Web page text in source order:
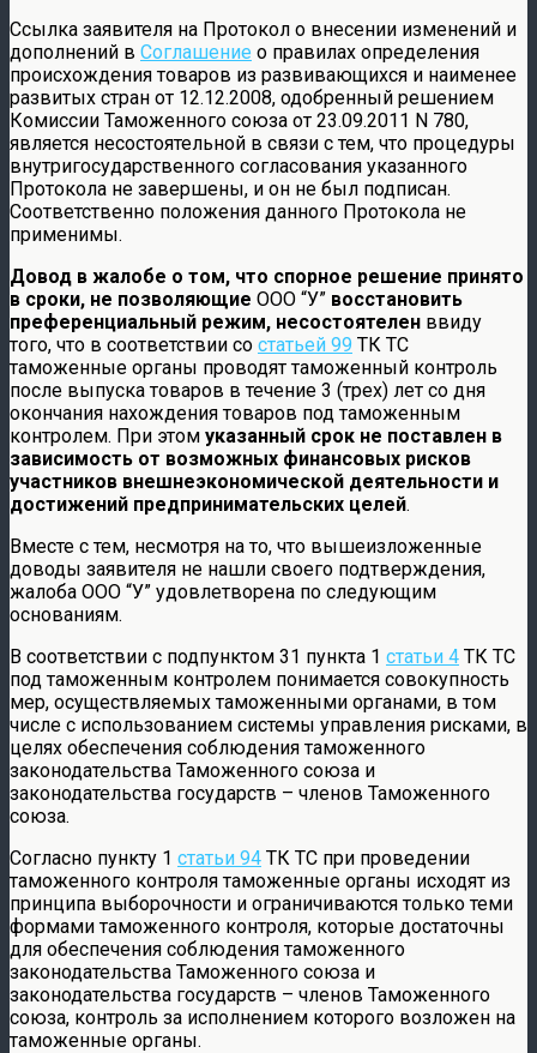
Ссылка заявителя на Протокол о внесении изменений и
дополнений в Соглашение о правилах определения
происхождения товаров из развивающихся и наименее
развитых стран от 12.12.2008, одобренный решением
Комиссии Таможенного союза от 23.09.2011 N 780,
является несостоятельной в связи с тем, что процедуры
внутригосударственного согласования указанного
Протокола не завершены, и он не был подписан.
Соответственно положения данного Протокола не
применимы.
Довод в жалобе о том, что спорное решение принято
в сроки, не позволяющие ООО “У” восстановить
преференциальный режим, несостоятелен ввиду
того, что в соответствии со статьей 99 ТК ТС
таможенные органы проводят таможенный контроль
после выпуска товаров в течение 3 (трех) лет со дня
окончания нахождения товаров под таможенным
контролем. При этом указанный срок не поставлен в
зависимость от возможных финансовых рисков
участников внешнеэкономической деятельности и
достижений предпринимательских целей.
Вместе с тем, несмотря на то, что вышеизложенные
доводы заявителя не нашли своего подтверждения,
жалоба ООО “У” удовлетворена по следующим
основаниям.
В соответствии с подпунктом 31 пункта 1 статьи 4 ТК ТС
под таможенным контролем понимается совокупность
мер, осуществляемых таможенными органами, в том
числе с использованием системы управления рисками, в
целях обеспечения соблюдения таможенного
законодательства Таможенного союза и
законодательства государств – членов Таможенного
союза.
Согласно пункту 1 статьи 94 ТК ТС при проведении
таможенного контроля таможенные органы исходят из
принципа выборочности и ограничиваются только теми
формами таможенного контроля, которые достаточны
для обеспечения соблюдения таможенного
законодательства Таможенного союза и
законодательства государств – членов Таможенного
союза, контроль за исполнением которого возложен на
таможенные органы.